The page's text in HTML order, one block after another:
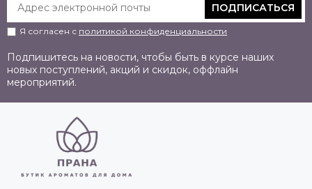
ПОДПИСАТЬСЯ
Я согласен с политикой конфиденциальности
Подпишитесь на новости, чтобы быть в курсе наших
новых поступлений, акций и скидок, оффлайн
мероприятий.